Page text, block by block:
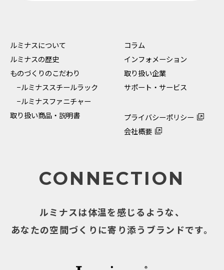
ルミナスについて
ルミナスの歴史
ものづくりのこだわり
−ルミナススチールラック
−ルミナスファニチャー
取り扱い商品・説明書
コラム
インフォメーション
取り扱い企業
サポート・サービス
プライバシーポリシー
会社概要
CONNECTION
ルミナスは体温を感じるような、
あなたの空間づくりに寄り添うブランドです。